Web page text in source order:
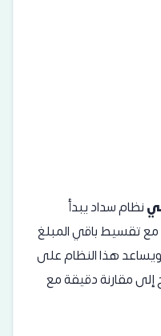
نظام سداد يبدأ
مع تقسيط باقي المبلغ
ويساعد هذا النظام على
إلى مقارنة دقيقة مع